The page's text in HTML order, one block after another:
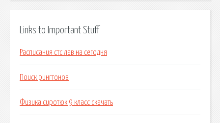
Links to Important Stuff
Расписания стс лав на сегодня
Поиск рингтонов
Физика сиротюк 9 класс скачать